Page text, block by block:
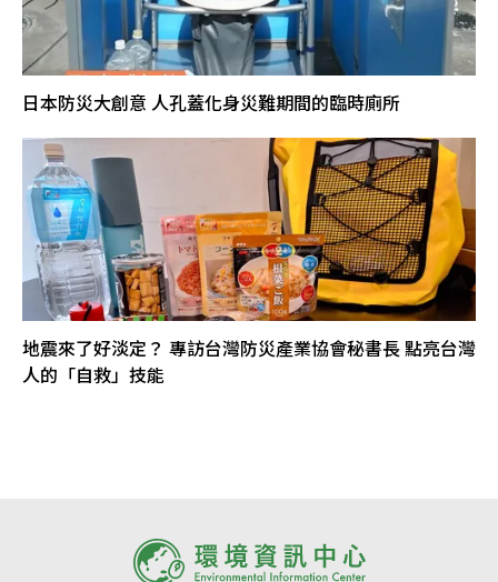
日本防災大創意 人孔蓋化身災難期間的臨時廁所
地震來了好淡定？ 專訪台灣防災產業協會秘書長 點亮台灣
人的「自救」技能